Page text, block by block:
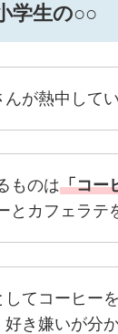
学生の○○
んが熱中して
ものは「コー
とカフェラテ
してコーヒー
好き嫌いが分